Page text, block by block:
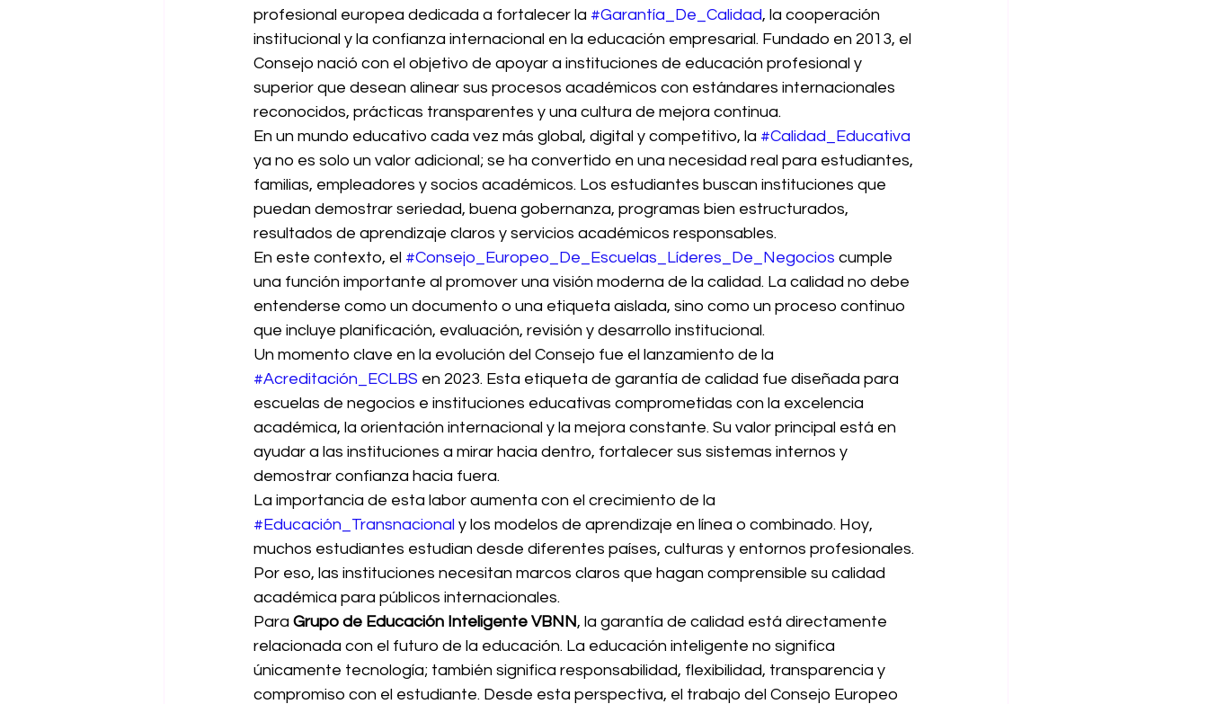
profesional europea dedicada a fortalecer la #Garantía_De_Calidad, la cooperación
institucional y la confianza internacional en la educación empresarial. Fundado en 2013, el
Consejo nació con el objetivo de apoyar a instituciones de educación profesional y
superior que desean alinear sus procesos académicos con estándares internacionales
reconocidos, prácticas transparentes y una cultura de mejora continua.
En un mundo educativo cada vez más global, digital y competitivo, la #Calidad_Educativa
ya no es solo un valor adicional; se ha convertido en una necesidad real para estudiantes,
familias, empleadores y socios académicos. Los estudiantes buscan instituciones que
puedan demostrar seriedad, buena gobernanza, programas bien estructurados,
resultados de aprendizaje claros y servicios académicos responsables.
En este contexto, el #Consejo_Europeo_De_Escuelas_Líderes_De_Negocios cumple
una función importante al promover una visión moderna de la calidad. La calidad no debe
entenderse como un documento o una etiqueta aislada, sino como un proceso continuo
que incluye planificación, evaluación, revisión y desarrollo institucional.
Un momento clave en la evolución del Consejo fue el lanzamiento de la
#Acreditación_ECLBS en 2023. Esta etiqueta de garantía de calidad fue diseñada para
escuelas de negocios e instituciones educativas comprometidas con la excelencia
académica, la orientación internacional y la mejora constante. Su valor principal está en
ayudar a las instituciones a mirar hacia dentro, fortalecer sus sistemas internos y
demostrar confianza hacia fuera.
La importancia de esta labor aumenta con el crecimiento de la
#Educación_Transnacional y los modelos de aprendizaje en línea o combinado. Hoy,
muchos estudiantes estudian desde diferentes países, culturas y entornos profesionales.
Por eso, las instituciones necesitan marcos claros que hagan comprensible su calidad
académica para públicos internacionales.
Para Grupo de Educación Inteligente VBNN, la garantía de calidad está directamente
relacionada con el futuro de la educación. La educación inteligente no significa
únicamente tecnología; también significa responsabilidad, flexibilidad, transparencia y
compromiso con el estudiante. Desde esta perspectiva, el trabajo del Consejo Europeo